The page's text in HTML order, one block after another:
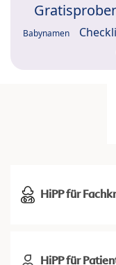
Babynamen
HiPP für
HiPP für